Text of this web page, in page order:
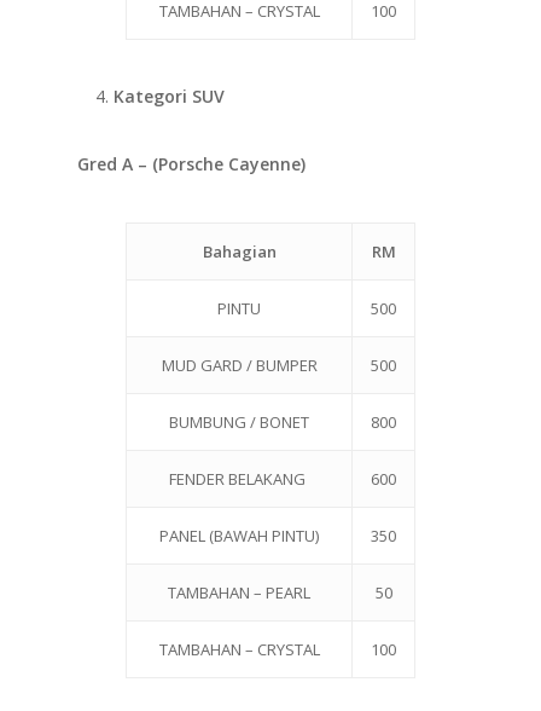
TAMBAHAN – CRYSTAL 100
Kategori SUV
Gred A – (Porsche Cayenne)
Bahagian RM
PINTU 500
MUD GARD / BUMPER 500
BUMBUNG / BONET 800
FENDER BELAKANG 600
PANEL (BAWAH PINTU) 350
TAMBAHAN – PEARL 50
TAMBAHAN – CRYSTAL 100